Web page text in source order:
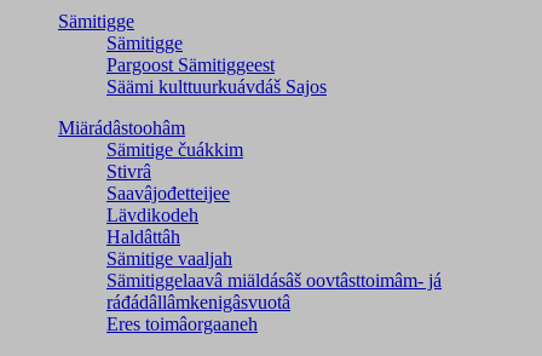
Sämitigge
Sämitigge
Pargoost Sämitiggeest
Säämi kulttuurkuávdáš Sajos
Miärádâstoohâm
Sämitige čuákkim
Stivrâ
Saavâjođetteijee
Lävdikodeh
Haldâttâh
Sämitige vaaljah
Sämitiggelaavâ miäldásâš oovtâsttoimâm- já
ráđádâllâmkenigâsvuotâ
Eres toimâorgaaneh